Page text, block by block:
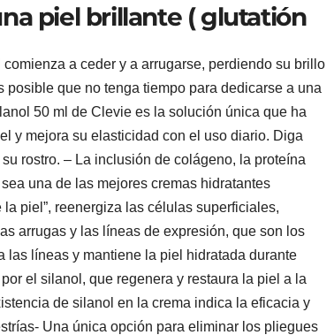
piel brillante ( glutatión
a ceder y a arrugarse, perdiendo su brillo
que no tenga tiempo para dedicarse a una
50 ml de Clevie es la solución única que ha
y mejora su elasticidad con el uso diario. Diga
rostro. – La inclusión de colágeno, la proteína
una de las mejores cremas hidratantes
piel”, reenergiza las células superficiales,
arrugas y las líneas de expresión, que son los
líneas y mantiene la piel hidratada durante
el silanol, que regenera y restaura la piel a la
de silanol en la crema indica la eficacia y
Una única opción para eliminar los pliegues